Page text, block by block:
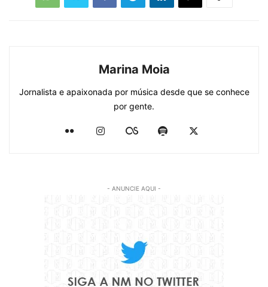
Marina Moia
Jornalista e apaixonada por música desde que se conhece
por gente.
- ANUNCIE AQUI -